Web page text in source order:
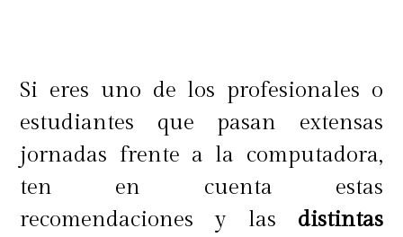
Si eres uno de los profesionales o
estudiantes que pasan extensas
jornadas frente a la computadora,
ten en cuenta estas
recomendaciones y las distintas